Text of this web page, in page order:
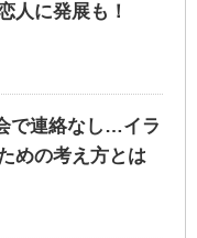
人に発展も！
で連絡なし…イラ
めの考え方とは